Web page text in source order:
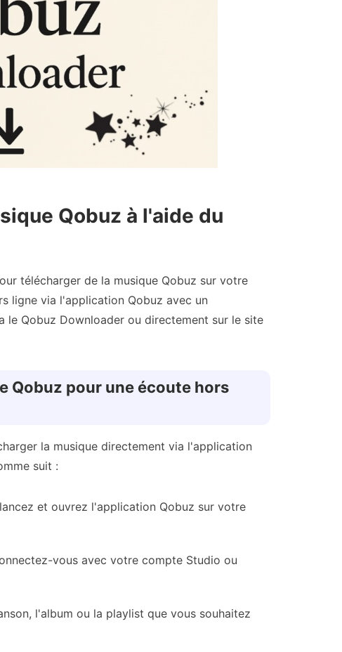
Qobuz à l'aide du
télécharger de la musique Qobuz sur votre
ligne via l'application Qobuz avec un
le Qobuz Downloader ou directement sur le site
Qobuz pour une écoute hors
la musique directement via l'application
suit :
et ouvrez l'application Qobuz sur votre
vous avec votre compte Studio ou
l'album ou la playlist que vous souhaitez